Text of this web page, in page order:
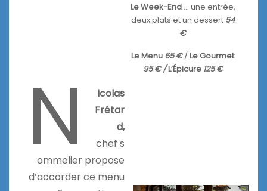
Le Week-End… une entrée,
deux plats et un dessert 54
€
Le Menu 65 €/Le Gourmet
95 € /L’Épicure 125 €
N
icolas
Frétar
d,
chef s
ommelier propose
d’accorder ce menu